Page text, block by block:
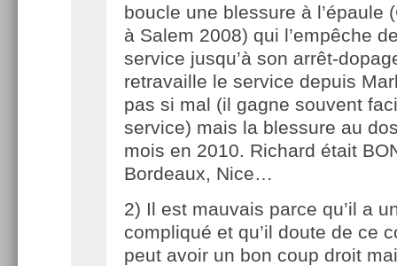
boucle une blessure à l’épaule
à Salem 2008) qui l’empêche
service jusqu’à son arrêt-
retravaille le service depuis
pas si mal (il gagne souvent
service) mais la blessure au
mois en 2010. Richard était
Bordeaux, Nice…
2) Il est mauvais parce qu’il a
compliqué et qu’il doute de ce
peut avoir un bon coup droit